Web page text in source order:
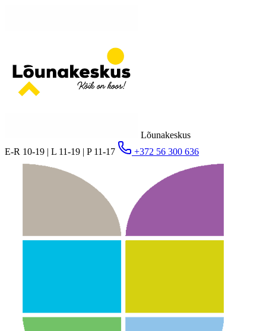
Lõunakeskus
E-R 10-19 | L 11-19 | P 11-17
+372 56 300 636